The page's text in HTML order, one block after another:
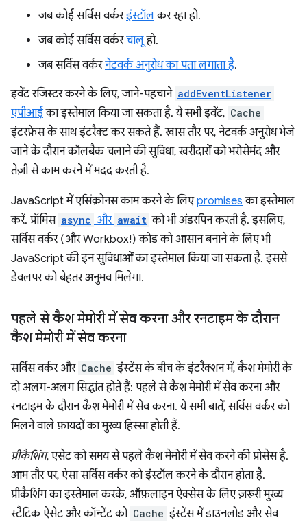
जब कोई सर्विस वर्करइंस्टॉलकर रहा हो.
जब कोई सर्विस वर्करचालूहो.
जब सर्विस वर्करनेटवर्क अनुरोध का पता लगाता है.
इवेंट रजिस्टर करने के लिए, जाने-पहचाने addEventListener
एपीआईका इस्तेमाल किया जा सकता है. ये सभी इवेंट, Cache
इंटरफ़ेस के साथ इंटरैक्ट कर सकते हैं. खास तौर पर, नेटवर्क अनुरोध भेजे
जाने के दौरान कॉलबैक चलाने की सुविधा, खरीदारों को भरोसेमंद और
तेज़ी से काम करने में मदद करती है.
JavaScript में एसिंक्रोनस काम करने के लिएpromises का इस्तेमाल
करें. प्रॉमिस async और await को भी अंडरपिन करती है. इसलिए,
सर्विस वर्कर (और Workbox!) कोड को आसान बनाने के लिए भी
JavaScript की इन सुविधाओं का इस्तेमाल किया जा सकता है. इससे
डेवलपर को बेहतर अनुभव मिलेगा.
पहले से कैश मेमोरी में सेव करना और रनटाइम के दौरान
कैश मेमोरी में सेव करना
सर्विस वर्कर और Cache इंस्टेंस के बीच के इंटरैक्शन में, कैश मेमोरी के
दो अलग-अलग सिद्धांत होते हैं: पहले से कैश मेमोरी में सेव करना और
रनटाइम के दौरान कैश मेमोरी में सेव करना. ये सभी बातें, सर्विस वर्कर को
मिलने वाले फ़ायदों का मुख्य हिस्सा होती हैं.
प्रीकैशिंग, एसेट को समय से पहले कैश मेमोरी में सेव करने की प्रोसेस है.
आम तौर पर, ऐसा सर्विस वर्कर को इंस्टॉल करने के दौरान होता है.
प्रीकैशिंग का इस्तेमाल करके, ऑफ़लाइन ऐक्सेस के लिए ज़रूरी मुख्य
स्टैटिक ऐसेट और कॉन्टेंट को Cache इंस्टेंस में डाउनलोड और सेव